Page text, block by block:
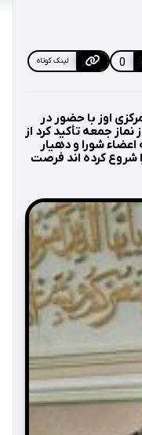
0 لینک کوتاه
١٤٠٠ بخشدار مركزی اوز با حضور در
جمعه تأكيد كرد از
اعضاء شورا و دهيار
شروع كرده اند فرصت